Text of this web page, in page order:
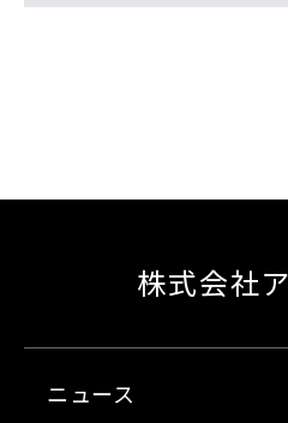
株式会社
ニュース